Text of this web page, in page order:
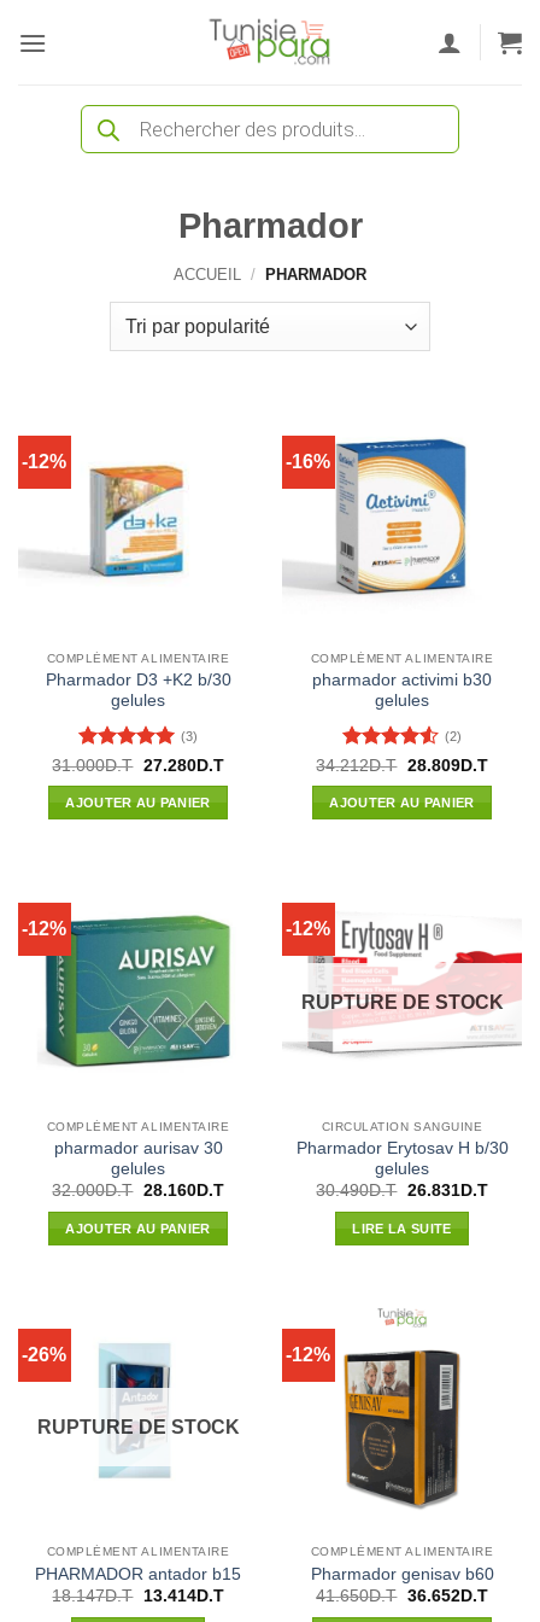
Recherche
produits
Pharmador
ACCUEIL / PHARMADOR
-12%
COMPLÉMENT ALIMENTAIRE
Pharmador D3 +K2 b/30
gelules
Note5 sur
5
(3)
31.000D.T Le
initial
était :
27.280D.TLe
AJOUTER AU PANIER
-16%
COMPLÉMENT ALIMENTAIRE
pharmador activimi b30
gelules
Note4.5
sur 5
(2)
34.212D.T Le
initial
était :
28.809D.TLe
AJOUTER AU PANIER
-12%
COMPLÉMENT ALIMENTAIRE
pharmador aurisav 30
gelules
32.000D.T Le
initial
était :
28.160D.TLe
AJOUTER AU PANIER
-12%
RUPTURE DE STOCK
CIRCULATION SANGUINE
Pharmador Erytosav H b/30
gelules
30.490D.T Le
initial
était :
26.831D.TLe
LIRE LA SUITE
-26%
RUPTURE DE STOCK
COMPLÉMENT ALIMENTAIRE
PHARMADOR antador b15
18.147D.T
Le
13.414D.TLe
-12%
COMPLÉMENT ALIMENTAIRE
Pharmador genisav b60
41.650D.T Le
36.652D.TLe